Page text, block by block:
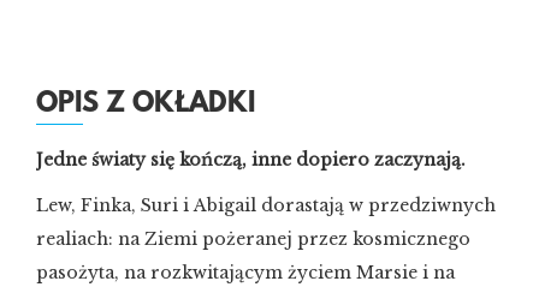
OPIS Z OKŁADKI
Jedne światy się kończą, inne dopiero zaczynają.
Lew, Finka, Suri i Abigail dorastają w przedziwnych
realiach: na Ziemi pożeranej przez kosmicznego
pasożyta, na rozkwitającym życiem Marsie i na